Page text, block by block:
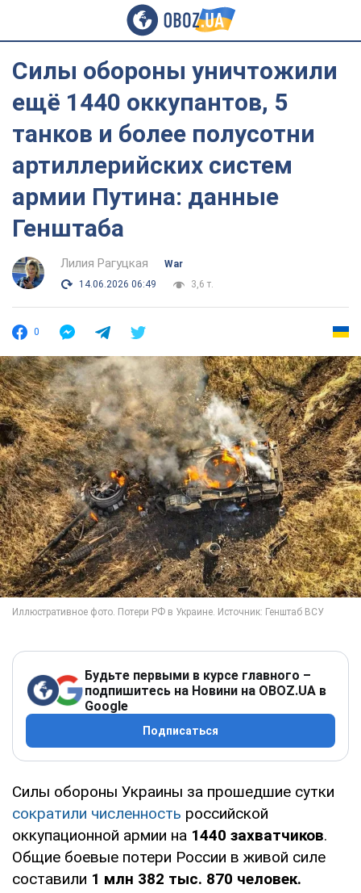
Силы обороны уничтожили
ещё 1440 оккупантов, 5
танков и более полусотни
артиллерийских систем
армии Путина: данные
Генштаба
Лилия Рагуцкая
War
14.06.2026 06:49
3,6 т.
0
Будьте первыми в курсе главного –
подпишитесь на Новини на OBOZ.UA в
Google
Подписаться
Силы обороны Украины за прошедшие сутки
сократили численность российской
оккупационной армии на 1440 захватчиков.
Общие боевые потери России в живой силе
составили 1 млн 382 тыс. 870 человек.